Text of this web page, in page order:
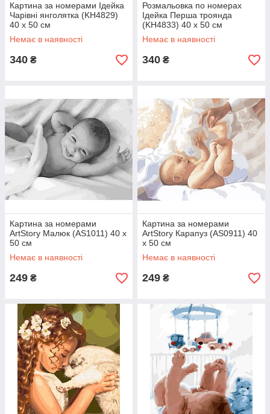
Картина за номерами Ідейка
Чарівні янголятка (KH4829)
40 х 50 см
Немає в наявності
340 ₴
Розмальовка по номерах
Ідейка Перша троянда
(KH4833) 40 х 50 см
Немає в наявності
340 ₴
Картина за номерами
ArtStory Малюк (AS1011) 40 х
50 см
Немає в наявності
249 ₴
Картина за номерами
ArtStory Карапуз (AS0911) 40
х 50 см
Немає в наявності
249 ₴